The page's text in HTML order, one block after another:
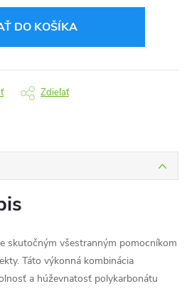
DO KOŠÍKA
Zdieľať
skutočným všestranným pomocníkom
Táto výkonná kombinácia
a húževnatosť polykarbonátu